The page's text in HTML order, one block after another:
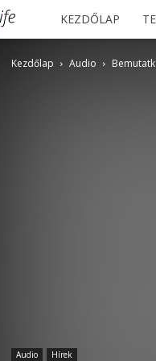
Xiaomilife
KEZDŐLAP
Kezdőlap Audio
Audio Hírek